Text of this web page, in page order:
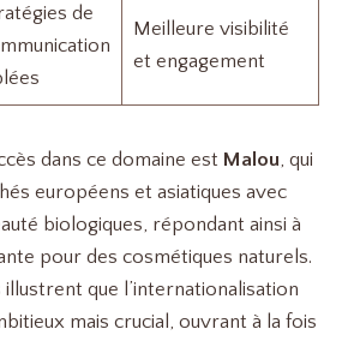
de
Meilleure visibilité
et engagement
dans ce domaine est Malou, qui
européens et asiatiques avec
biologiques, répondant ainsi à
pour des cosmétiques naturels.
que l’internationalisation
mais crucial, ouvrant à la fois